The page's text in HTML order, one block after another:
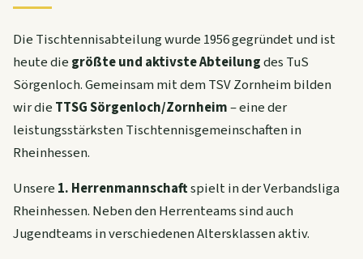
Die Tischtennisabteilung wurde 1956 gegründet und ist
heute die größte und aktivste Abteilungdes TuS
Sörgenloch. Gemeinsam mit dem TSV Zornheim bilden
wir die TTSG Sörgenloch/Zornheim– eine der
leistungsstärksten Tischtennisgemeinschaften in
Rheinhessen.
Unsere 1. Herrenmannschaftspielt in der Verbandsliga
Rheinhessen. Neben den Herrenteams sind auch
Jugendteams in verschiedenen Altersklassen aktiv.